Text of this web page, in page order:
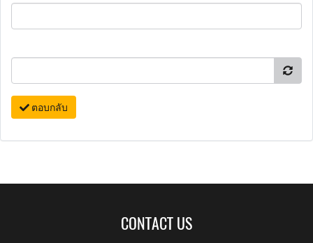
ตอบกลับ
CONTACT US